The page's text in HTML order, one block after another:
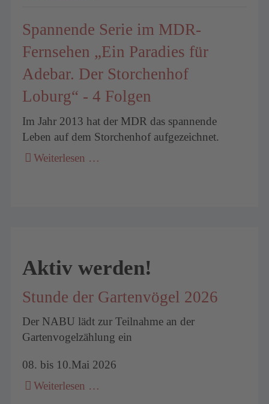
Spannende Serie im MDR-
Fernsehen „Ein Paradies für
Adebar. Der Storchenhof
Loburg“ - 4 Folgen
Im Jahr 2013 hat der MDR das spannende
Leben auf dem Storchenhof aufgezeichnet.
Weiterlesen …
Aktiv werden!
Stunde der Gartenvögel 2026
Der NABU lädt zur Teilnahme an der
Gartenvogelzählung ein
08. bis 10.Mai 2026
Weiterlesen …